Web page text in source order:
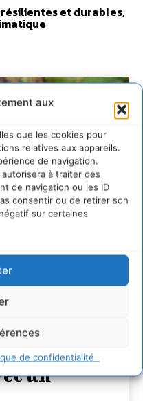
aux
que les cookies pour
relatives aux appareils.
de navigation.
à traiter des
de navigation ou les ID
consentir ou de retirer son
sur certaines
de confidentialité
et durables,
le
un